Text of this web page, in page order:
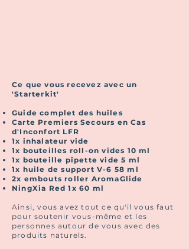
Ce que vous recevez avec un
'Starterkit'
Guide complet des huiles
Carte Premiers Secours en Cas
d'Inconfort LFR
1x inhalateur vide
1x bouteilles roll-on vides 10 ml
1x bouteille pipette vide 5 ml
1x huile de support V-6 58 ml
2x embouts roller AromaGlide
NingXia Red 1x 60 ml
Ainsi, vous avez tout ce qu'il vous faut
pour soutenir vous-même et les
personnes autour de vous avec des
produits naturels.